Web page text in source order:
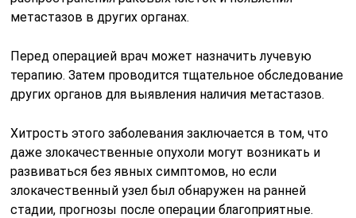
метастазов в других органах.
Перед операцией врач может назначить лучевую
терапию. Затем проводится тщательное обследование
других органов для выявления наличия метастазов.
Хитрость этого заболевания заключается в том, что
даже злокачественные опухоли могут возникать и
развиваться без явных симптомов, но если
злокачественный узел был обнаружен на ранней
стадии, прогнозы после операции благоприятные.